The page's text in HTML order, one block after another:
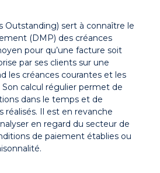
Outstanding) sert à connaître le
(DMP) des créances
pour qu’une facture soit
par ses clients sur une
les créances courantes et les
calcul régulier permet de
dans le temps et de
réalisés. Il est en revanche
en regard du secteur de
de paiement établies ou